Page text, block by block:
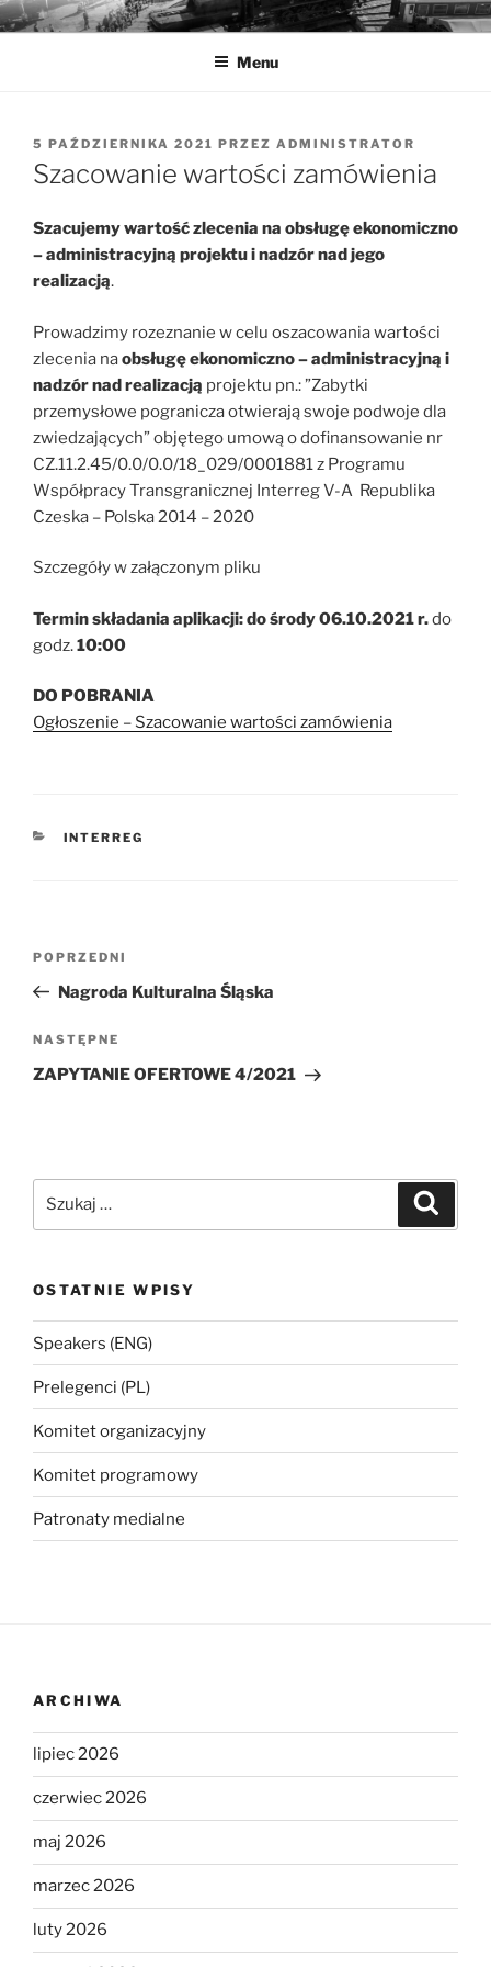
Przejdź
do
MUZEA TECHNIKI
Ochrona zabytków techniki
Menu
OPUBLIKOWANE
W
5 PAŹDZIERNIKA 2021 PRZEZ ADMINISTRATOR
Szacowanie wartości zamówienia
Szacujemy wartość zlecenia na obsługę ekonomiczno
– administracyjną projektu i nadzór nad jego
realizacją.
Prowadzimy rozeznanie w celu oszacowania wartości
zlecenia naobsługę ekonomiczno – administracyjną i
nadzór nad realizacją projektu pn.: ”Zabytki
przemysłowe pogranicza otwierają swoje podwoje dla
zwiedzających” objętego umową o dofinansowanie nr
CZ.11.2.45/0.0/0.0/18_029/0001881 z Programu
Współpracy Transgranicznej Interreg V-A Republika
Czeska – Polska 2014 – 2020
Szczegóły w załączonym pliku
Termin składania aplikacji: do środy 06.10.2021 r.do
godz.10:00
DO POBRANIA
Ogłoszenie – Szacowanie wartości zamówienia
KATEGORIE
INTERREG
Poprzedni
wpis
POPRZEDNI
Nagroda Kulturalna Śląska
Następny
wpis
NASTĘPNE
ZAPYTANIE OFERTOWE 4/2021
OSTATNIE WPISY
Speakers (ENG)
Prelegenci (PL)
Komitet organizacyjny
Komitet programowy
Patronaty medialne
ARCHIWA
lipiec 2026
czerwiec 2026
maj 2026
marzec 2026
luty 2026